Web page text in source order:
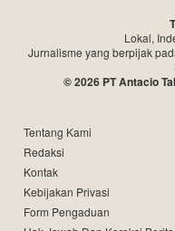
Lokal,
Jurnalisme yang berpijak
© 2026 PT Antacio
Tentang Kami
Redaksi
Kontak
Kebijakan Privasi
Form Pengaduan